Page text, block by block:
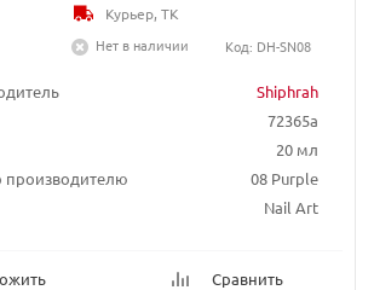
Shiphrah
72365a
20 мл
производителю
08 Purple
Nail Art
Сравнить
Курьер, ТК
Нет в наличии
Код: DH-SN08